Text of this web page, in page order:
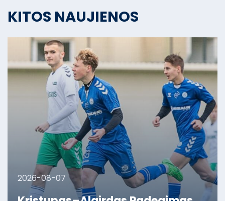
KITOS NAUJIENOS
2026-08-07